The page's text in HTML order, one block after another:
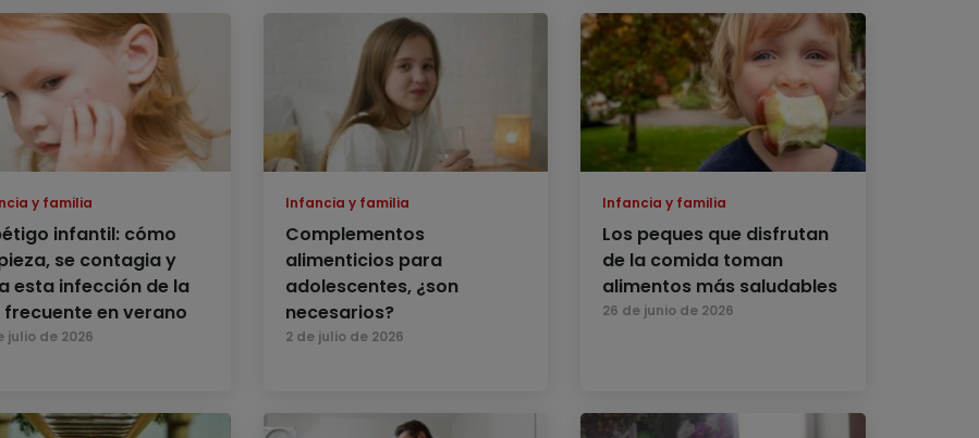
y familia
infantil: cómo
se contagia y
esta infección de la
frecuente en verano
julio de 2026
Infancia y familia
Complementos
alimenticios para
adolescentes, ¿son
necesarios?
2 de julio de 2026
Infancia y familia
Los peques que disfrutan
de la comida toman
alimentos más saludables
26 de junio de 2026